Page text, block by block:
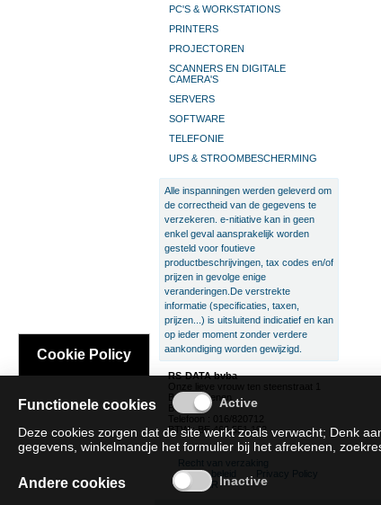
PC'S & WORKSTATIONS
PRINTERS
PROJECTOREN
SCANNERS EN DIGITALE
CAMERA'S
SERVERS
SOFTWARE
TELEFONIE
UPS & STROOMBESCHERMING
Alle inspanningen werden geleverd om
de correctheid van de gegevens te
verzekeren. e-nitiative kan in geen
enkel geval aansprakelijk worden
gesteld voor foutieve
productbeschrijvingen, tax codes en/of
prijzen in gevolge enige
veranderingen.De verstrekte
informatie (specificaties, taxen,
prijzen...) is uitsluitend indicatief en kan
op ieder moment zonder verdere
aankondiging worden gewijzigd.
RS-DATA bvba
Onze lieve vrouw ten steenstraat 1
B-3300 Tienen
België
Telefoon : 016/820712
BTW : BE 466.551.192
Recht van verzaking
Cookie beleid
Privacy Policy
SAT/SAR
Cookie Policy
Functionele cookies
Deze cookies zorgen dat de site werkt zoals verwacht; Denk
gegevens, winkelmandje het formulier bij het afrekenen,
Andere cookies